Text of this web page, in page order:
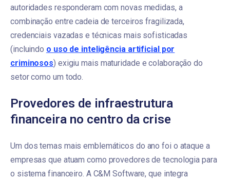
autoridades responderam com novas medidas, a
combinação entre cadeia de terceiros fragilizada,
credenciais vazadas e técnicas mais sofisticadas
(incluindo o uso de inteligência artificial por
criminosos) exigiu mais maturidade e colaboração do
setor como um todo.
Provedores de infraestrutura
financeira no centro da crise
Um dos temas mais emblemáticos do ano foi o ataque a
empresas que atuam como provedores de tecnologia para
o sistema financeiro. A C&M Software, que integra